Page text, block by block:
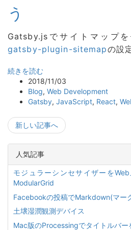
う
Gatsby.jsでサイトマップ
gatsby-plugin-sitemapの設
続きを読む
2018/11/03
Blog, Web Development
Gatsby, JavaScript, React,
新しい記事へ
人気記事
モジュラーシンセサイザーを
ModularGrid
Facebookの投稿でMarkdown(マー
土壌湿潤観測デバイス
Mac版のProcessingでタイトルバー